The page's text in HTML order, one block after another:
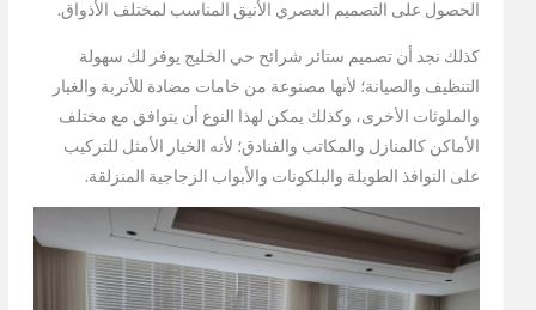
الحصول على التصميم العصري الأنيق المناسب لمختلف الأذواق.
كذلك نجد أن تصميم ستائر شرائح حي الخليج يوفر لك سهولة
التنظيف والصيانة؛ لأنها مصنوعة من خامات مضادة للأتربة والغبار
والملوثات الأخرى، وكذلك يمكن لهذا النوع أن يتوافق مع مختلف
الأماكن كالمنازل والمكاتب والفنادق؛ لأنه الخيار الأمثل للتركيب
على النوافذ الطويلة والبلكونات والأبواب الزجاجية المنزلقة.